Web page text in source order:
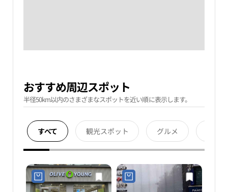
おすすめ周辺スポット
半径50km以内のさまざまなスポットを近い順に表示します。
すべて 観光スポット グルメ